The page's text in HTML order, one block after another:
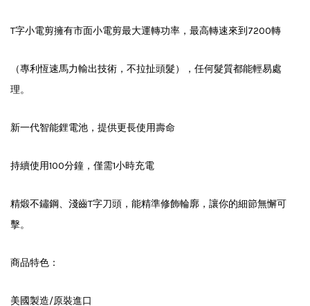
T字小電剪擁有市面小電剪最大運轉功率，最高轉速來到7200轉
（專利恆速馬力輸出技術，不拉扯頭髮），任何髮質都能輕易處
理。
新一代智能鋰電池，提供更長使用壽命
持續使用100分鐘，僅需1小時充電
精煅不鏽鋼、淺齒T字刀頭，能精準修飾輪廓，讓你的細節無懈可
擊。
商品特色：
美國製造/原裝進口